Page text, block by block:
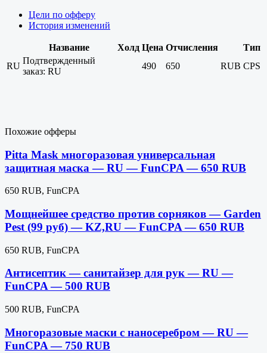
Цели по офферу
История изменений
Название Холд Цена Отчисления
Тип
RU
Подтвержденный
заказ: RU
490 650 RUB CPS
Похожие офферы
Pitta Mask многоразовая универсальная
защитная маска — RU — FunCPA — 650 RUB
650 RUB, FunCPA
Мощнейшее средство против сорняков — Garden
Pest (99 руб) — KZ,RU — FunCPA — 650 RUB
650 RUB, FunCPA
Антисептик — санитайзер для рук — RU —
FunCPA — 500 RUB
500 RUB, FunCPA
Многоразовые маски с наносеребром — RU —
FunCPA — 750 RUB